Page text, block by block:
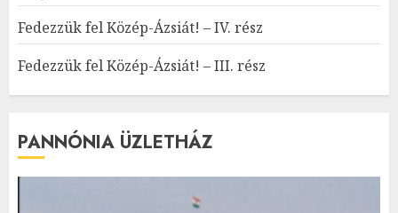
Fedezzük fel Közép-Ázsiát! – IV. rész
Fedezzük fel Közép-Ázsiát! – III. rész
PANNÓNIA ÜZLETHÁZ